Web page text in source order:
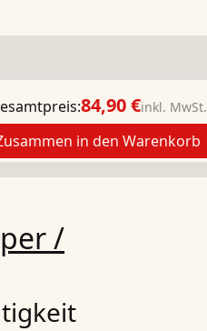
84,90 €inkl. MwSt.
in den Warenkorb
/